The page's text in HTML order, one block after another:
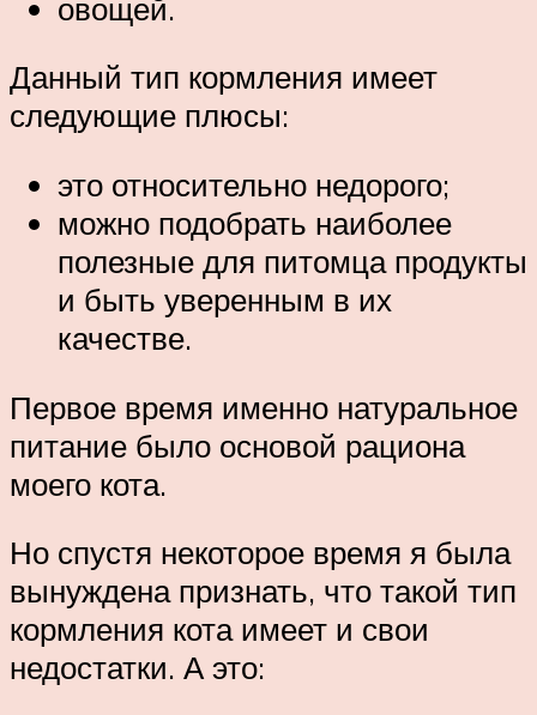
овощей.
Данный тип кормления имеет
следующие плюсы:
это относительно недорого;
можно подобрать наиболее
полезные для питомца продукты
и быть уверенным в их
качестве.
Первое время именно натуральное
питание было основой рациона
моего кота.
Но спустя некоторое время я была
вынуждена признать, что такой тип
кормления кота имеет и свои
недостатки. А это: